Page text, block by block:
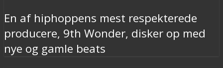
En af hiphoppens mest respekterede
producere, 9th Wonder, disker op med
nye og gamle beats